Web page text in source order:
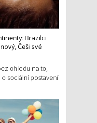
Brazilci
Češi své
ohledu na to,
o sociální postavení